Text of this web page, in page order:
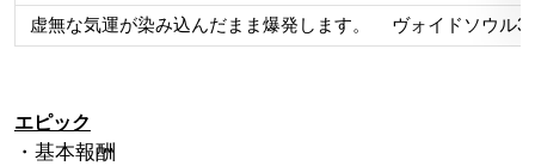
虚無な気運が染み込んだまま爆発します。 ヴォイドソウル3
エピック
・基本報酬